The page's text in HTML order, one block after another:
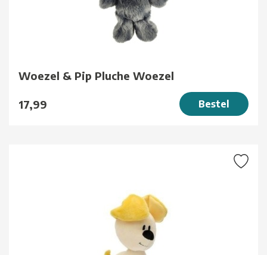
Woezel & Pip Pluche Woezel
17,99 Bestel